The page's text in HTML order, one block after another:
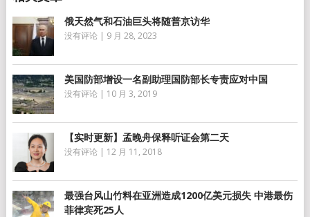
俄天然气和石油巨头将随普京访华
没有评论 | 9 月 28, 2023
美国防部增设一名副助理国防部长专责应对中国
没有评论 | 10 月 3, 2019
【实时更新】孟晚舟保释听证会第二天
没有评论 | 12 月 11, 2018
最强台风山竹料在亚洲造成1200亿美元损失 中港最伤
菲律宾死25人